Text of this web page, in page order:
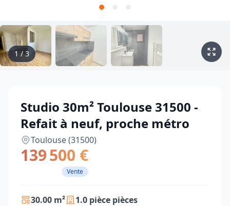
1 /3
Studio 30m² Toulouse 31500 -
Refait à neuf, proche métro
Toulouse (31500)
139 500 €
Vente
30.00 m² 1.0 pièce pièces